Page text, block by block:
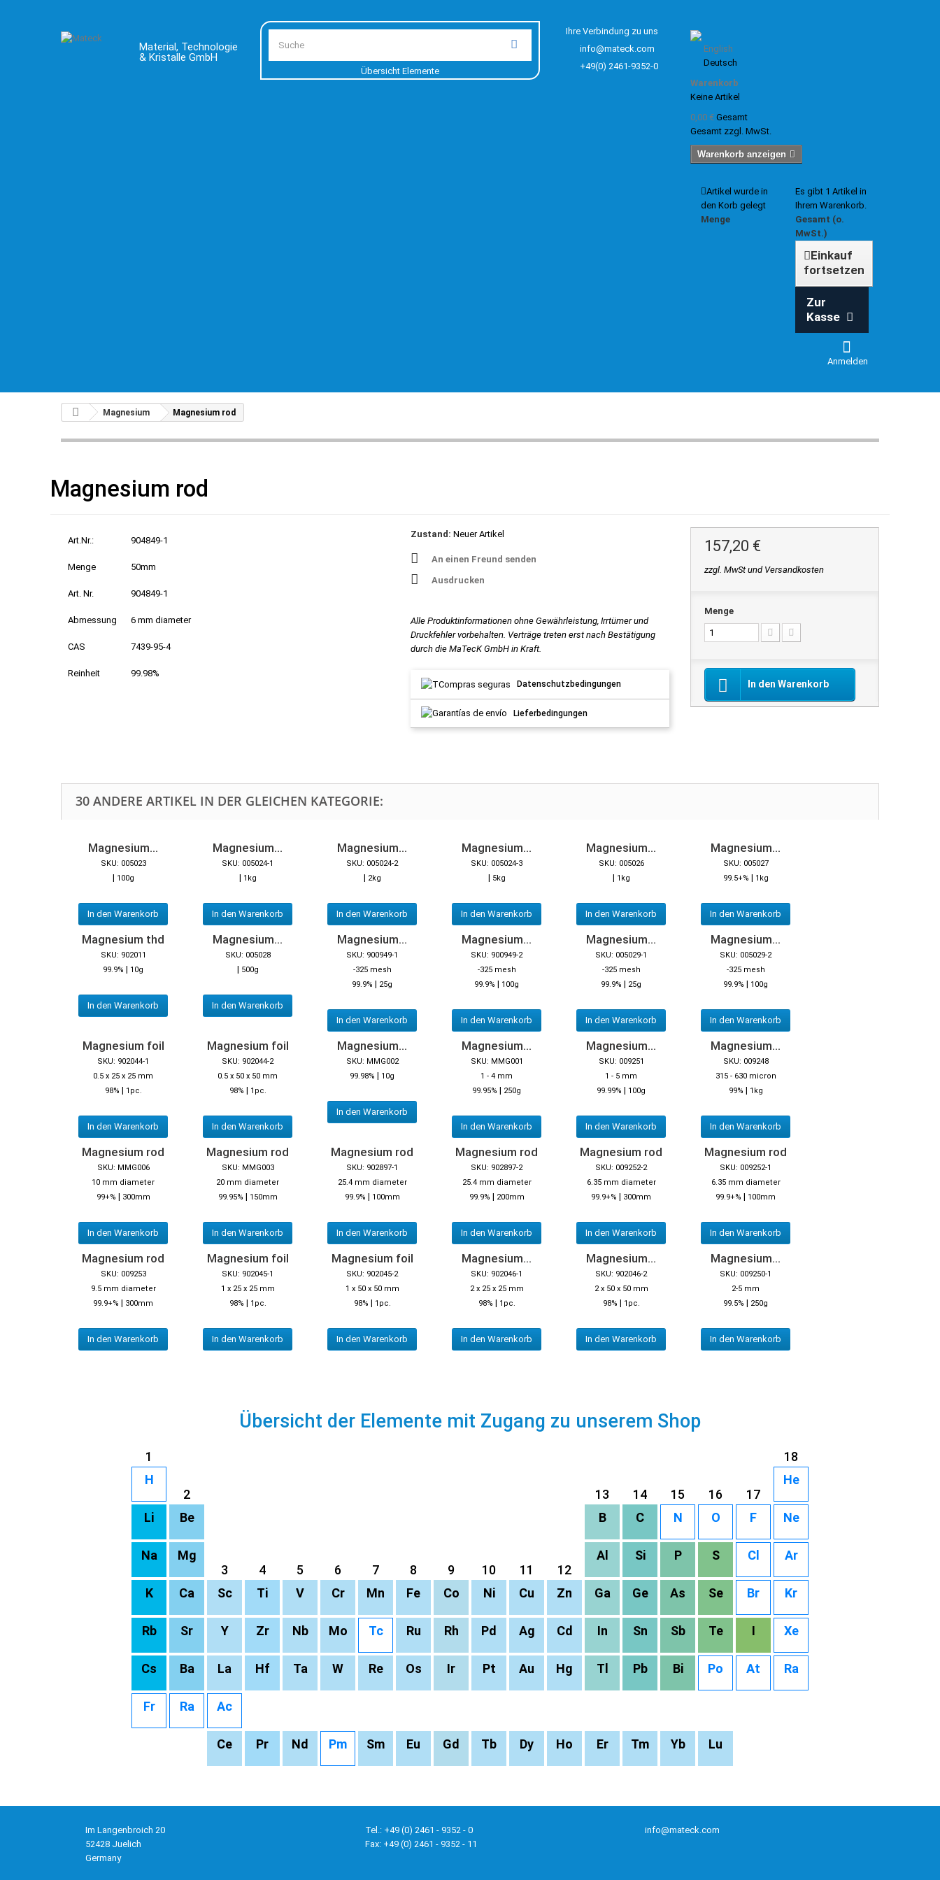
Material, Technologie
& Kristalle GmbH
Übersicht Elemente
Ihre Verbindung zu uns
info@mateck.com
+49(0) 2461-9352-0
English
Deutsch
Warenkorb
Keine Artikel
0,00 € Gesamt
Gesamt zzgl. MwSt.
Warenkorb anzeigen
Artikel wurde in
den Korb gelegt
Menge
Es gibt 1 Artikel in
Ihrem Warenkorb.
Gesamt (o.
MwSt.)
Einkauf
fortsetzen
Zur
Kasse
Anmelden
Magnesium Magnesium rod
Magnesium rod
Art.Nr.: 904849-1
Menge 50mm
Art. Nr. 904849-1
Abmessung 6 mm diameter
CAS 7439-95-4
Reinheit 99.98%
Zustand: Neuer Artikel
An einen Freund senden
Ausdrucken
Alle Produktinformationen ohne Gewährleistung, Irrtümer und
Druckfehler vorbehalten. Verträge treten erst nach Bestätigung
durch die MaTecK GmbH in Kraft.
Datenschutzbedingungen
Lieferbedingungen
157,20 €
zzgl. MwSt und Versandkosten
Menge
In den Warenkorb
30 ANDERE ARTIKEL IN DER GLEICHEN KATEGORIE:
Magnesium...
SKU: 005023
| 100g
In den Warenkorb
Magnesium...
SKU: 005024-1
| 1kg
In den Warenkorb
Magnesium...
SKU: 005024-2
| 2kg
In den Warenkorb
Magnesium...
SKU: 005024-3
| 5kg
In den Warenkorb
Magnesium...
SKU: 005026
| 1kg
In den Warenkorb
Magnesium...
SKU: 005027
99.5+% | 1kg
In den Warenkorb
Magnesium thd
SKU: 902011
99.9% | 10g
In den Warenkorb
Magnesium...
SKU: 005028
| 500g
In den Warenkorb
Magnesium...
SKU: 900949-1
-325 mesh
99.9% | 25g
In den Warenkorb
Magnesium...
SKU: 900949-2
-325 mesh
99.9% | 100g
In den Warenkorb
Magnesium...
SKU: 005029-1
-325 mesh
99.9% | 25g
In den Warenkorb
Magnesium...
SKU: 005029-2
-325 mesh
99.9% | 100g
In den Warenkorb
Magnesium foil
SKU: 902044-1
0.5 x 25 x 25 mm
98% | 1pc.
In den Warenkorb
Magnesium foil
SKU: 902044-2
0.5 x 50 x 50 mm
98% | 1pc.
In den Warenkorb
Magnesium...
SKU: MMG002
99.98% | 10g
In den Warenkorb
Magnesium...
SKU: MMG001
1 - 4 mm
99.95% | 250g
In den Warenkorb
Magnesium...
SKU: 009251
1 - 5 mm
99.99% | 100g
In den Warenkorb
Magnesium...
SKU: 009248
315 - 630 micron
99% | 1kg
In den Warenkorb
Magnesium rod
SKU: MMG006
10 mm diameter
99+% | 300mm
In den Warenkorb
Magnesium rod
SKU: MMG003
20 mm diameter
99.95% | 150mm
In den Warenkorb
Magnesium rod
SKU: 902897-1
25.4 mm diameter
99.9% | 100mm
In den Warenkorb
Magnesium rod
SKU: 902897-2
25.4 mm diameter
99.9% | 200mm
In den Warenkorb
Magnesium rod
SKU: 009252-2
6.35 mm diameter
99.9+% | 300mm
In den Warenkorb
Magnesium rod
SKU: 009252-1
6.35 mm diameter
99.9+% | 100mm
In den Warenkorb
Magnesium rod
SKU: 009253
9.5 mm diameter
99.9+% | 300mm
In den Warenkorb
Magnesium foil
SKU: 902045-1
1 x 25 x 25 mm
98% | 1pc.
In den Warenkorb
Magnesium foil
SKU: 902045-2
1 x 50 x 50 mm
98% | 1pc.
In den Warenkorb
Magnesium...
SKU: 902046-1
2 x 25 x 25 mm
98% | 1pc.
In den Warenkorb
Magnesium...
SKU: 902046-2
2 x 50 x 50 mm
98% | 1pc.
In den Warenkorb
Magnesium...
SKU: 009250-1
2-5 mm
99.5% | 250g
In den Warenkorb
Übersicht der Elemente mit Zugang zu unserem Shop
1
18
H
2
13 14 15 16 17
He
Li Be B C N O F Ne
Na
Mg
3
4 5 6 7 8 9 10 11 12
Al Si P S Cl Ar
K Ca Sc Ti V Cr Mn Fe Co Ni Cu Zn Ga Ge As Se Br Kr
Rb Sr Y Zr Nb Mo Tc Ru Rh Pd Ag Cd In Sn Sb Te I Xe
Cs Ba La Hf Ta W Re Os Ir Pt Au Hg Tl Pb Bi Po At Ra
Fr Ra Ac
Ce Pr Nd Pm Sm Eu Gd Tb Dy Ho Er Tm Yb Lu
Im Langenbroich 20
52428 Juelich
Germany
Tel.: +49 (0) 2461 - 9352 - 0
Fax: +49 (0) 2461 - 9352 - 11
info@mateck.com